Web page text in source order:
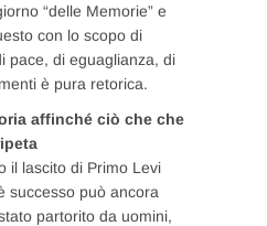
“delle Memorie” e
con lo scopo di
pace, di eguaglianza, di
è pura retorica.
affinché ciò che che
il lascito di Primo Levi
successo può ancora
partorito da uomini,